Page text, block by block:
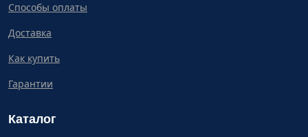
Способы оплаты
Доставка
Как купить
Гарантии
Каталог